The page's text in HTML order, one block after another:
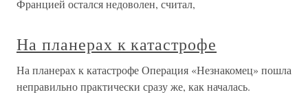
Францией остался недоволен, считал,
На планерах к катастрофе
На планерах к катастрофе Операция «Незнакомец» пошла
неправильно практически сразу же, как началась.